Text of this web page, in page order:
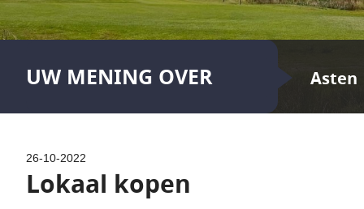
UW MENING OVER Asten
26-10-2022
Lokaal kopen